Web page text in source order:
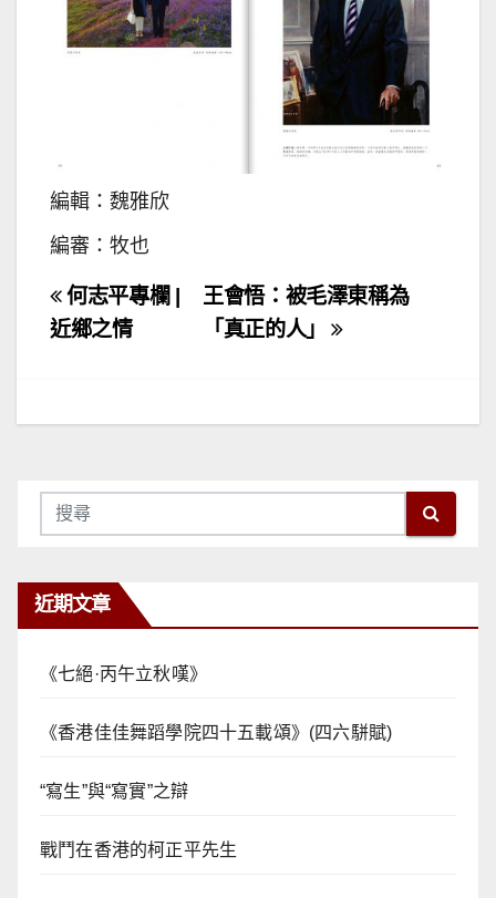
編輯：魏雅欣
編審：牧也
文
章
覽
王會悟：被毛澤東稱為
「真正的人」
何志平專欄 |
近鄉之情
近期文章
《七絕·丙午立秋嘆》
《香港佳佳舞蹈學院四十五載頌》(四六駢賦)
“寫生”與“寫實”之辯
戰鬥在香港的柯正平先生